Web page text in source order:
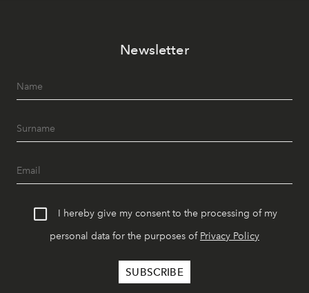
Newsletter
I hereby give my consent to the processing of my
personal data for the purposes of Privacy Policy